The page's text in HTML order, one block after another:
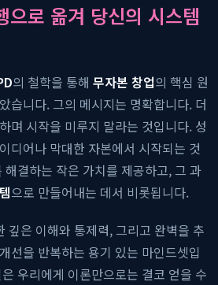
으로 옮겨 당신의 시스템
의 철학을 통해 무자본 창업의 핵심 원
습니다. 그의 메시지는 명확합니다. 더
며 시작을 미루지 말라는 것입니다. 성
디어나 막대한 자본에서 시작되는 것
결하는 작은 가치를 제공하고, 그 과
으로 만들어내는 데서 비롯됩니다.
깊은 이해와 통제력, 그리고 완벽을 추
선을 반복하는 용기 있는 마인드셋입
우리에게 이론만으로는 결코 얻을 수